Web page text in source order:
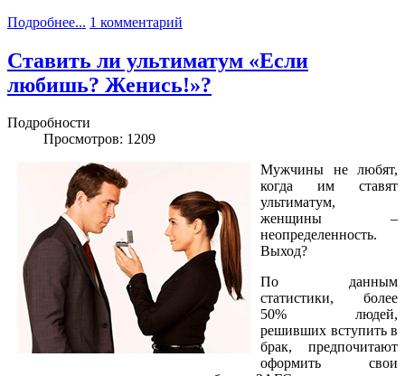
Подробнее... 1 комментарий
Ставить ли ультиматум «Если
любишь? Женись!»?
Подробности
Просмотров: 1209
Мужчины не любят,
когда им ставят
ультиматум,
женщины –
неопределенность.
Выход?
По данным
статистики, более
50% людей,
решивших вступить в
брак, предпочитают
оформить свои